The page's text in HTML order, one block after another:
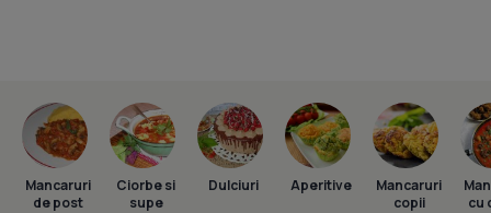
Mancaruri
de post
Ciorbe si
supe
Dulciuri Aperitive
Mancaruri
copii
cu